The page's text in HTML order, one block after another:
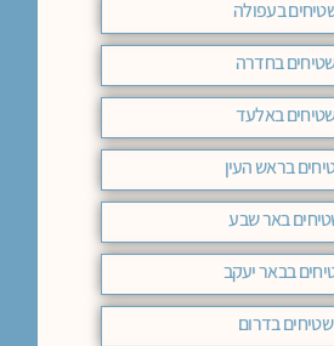
בעפולה
בחדרה
באלעד
בראש העין
באר שבע
בבאר יעקב
בדרום